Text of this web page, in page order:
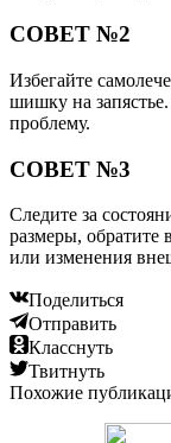
СОВЕТ №2
Избегайте
шишку на
проблему.
СОВЕТ №3
Следите за
размеры, обратите
или изменения
Поделиться
Отправить
Класснуть
Твитнуть
Похожие